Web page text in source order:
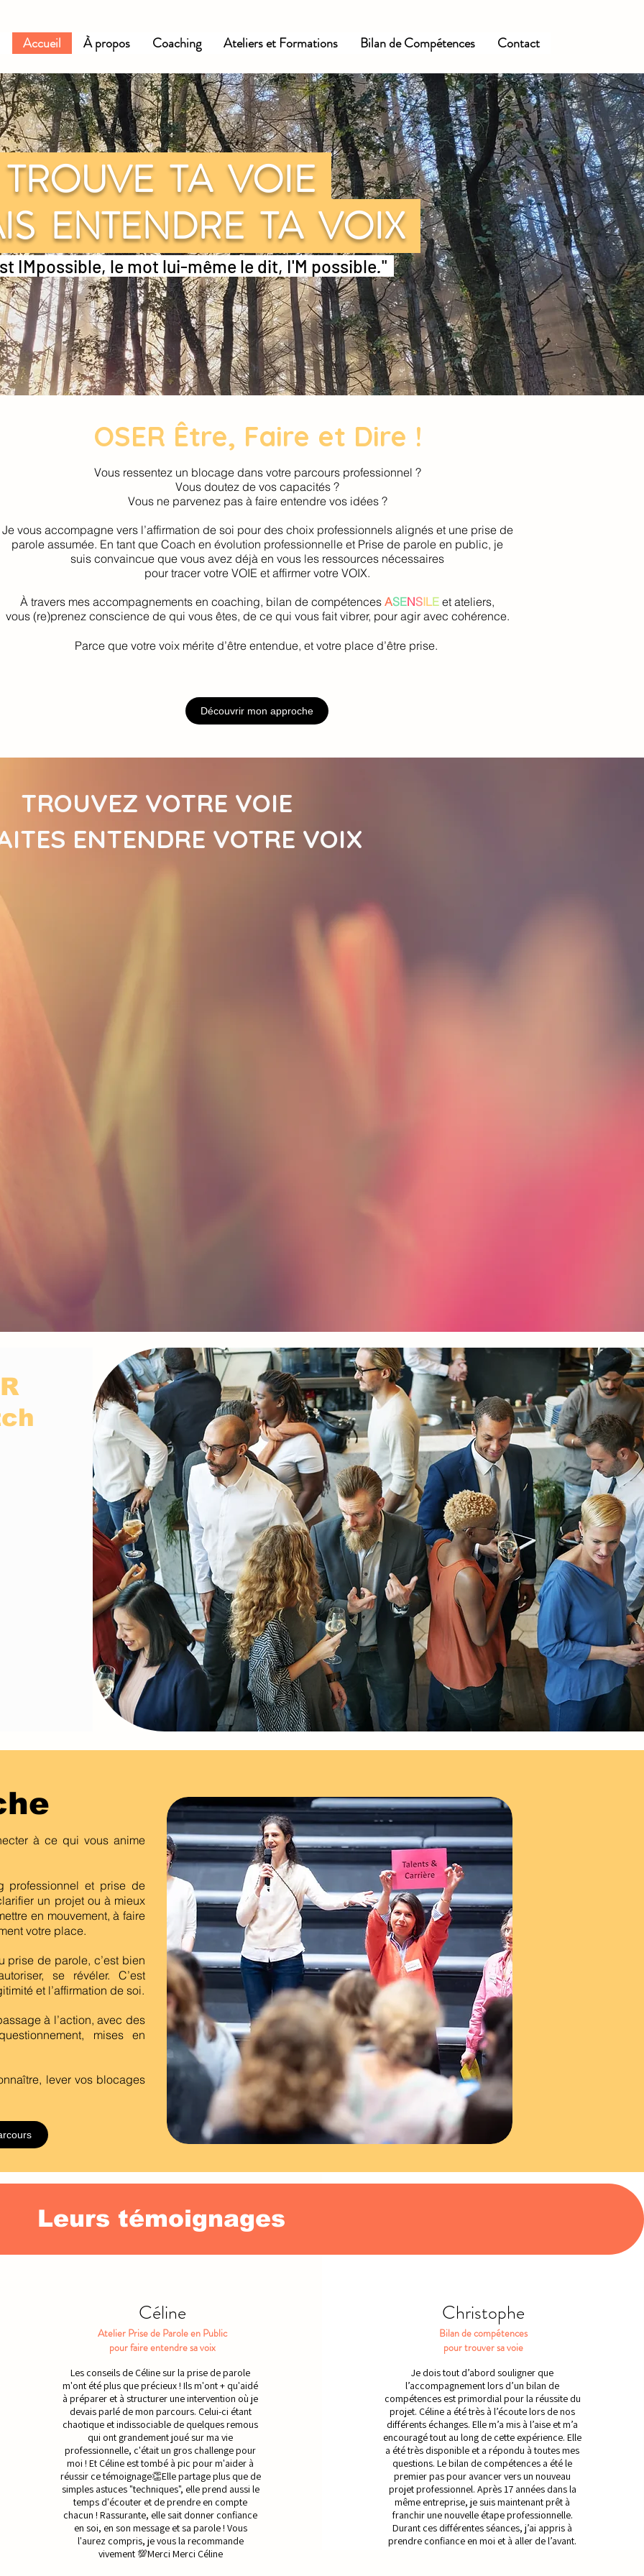
Accueil À propos Coaching Ateliers et Formations Bilan de Compétences Contact
TA VOIE
ENTENDRE TA VOIX
IMpossible, le mot lui-même le dit, I'M possible."
OSER Être, Faire et Dire !
Vous ressentez un blocage dans votre parcours professionnel ?
Vous doutez de vos capacités ?
Vous ne parvenez pas à faire entendre vos idées ?
Je vous accompagne vers l’affirmation de soi pour des choix professionnels alignés et une prise de
parole assumée. En tant que Coach en évolution professionnelle et Prise de parole en public, je
suis convaincue que vous avez déjà en vous les ressources nécessaires
pour tracer votre VOIE et affirmer votre VOIX.
À travers mes accompagnements en coaching, bilan de compétences ASENSILE et ateliers,
vous (re)prenez conscience de qui vous êtes, de ce qui vous fait vibrer, pour agir avec cohérence.
Parce que votre voix mérite d’être entendue, et votre place d’être prise.
Découvrir mon approche
TROUVEZ VOTRE VOIE
ENTENDRE VOTRE VOIX
à ce qui vous anime
professionnel et prise de
un projet ou à mieux
en mouvement, à faire
votre place.
de parole, c’est bien
se révéler. C’est
et l’affirmation de soi.
à l’action, avec des
mises en
lever vos blocages
Céline
Atelier Prise de Parole en Public
pour faire entendre sa voix
Les conseils de Céline sur la prise de parole
m'ont été plus que précieux ! Ils m'ont + qu'aidé
à préparer et à structurer une intervention où je
devais parlé de mon parcours. Celui-ci étant
chaotique et indissociable de quelques remous
qui ont grandement joué sur ma vie
professionnelle, c'était un gros challenge pour
moi ! Et Céline est tombé à pic pour m'aider à
réussir ce témoignage👏Elle partage plus que de
simples astuces "techniques", elle prend aussi le
temps d'écouter et de prendre en compte
chacun ! Rassurante, elle sait donner confiance
en soi, en son message et sa parole ! Vous
l'aurez compris, je vous la recommande
vivement 💯Merci Merci Céline
Christophe
Bilan de compétences
pour trouver sa voie
Je dois tout d’abord souligner que
l’accompagnement lors d’un bilan de
compétences est primordial pour la réussite du
projet. Céline a été très à l’écoute lors de nos
différents échanges. Elle m’a mis à l’aise et m’a
encouragé tout au long de cette expérience. Elle
a été très disponible et a répondu à toutes mes
questions. Le bilan de compétences a été le
premier pas pour avancer vers un nouveau
projet professionnel. Après 17 années dans la
même entreprise, je suis maintenant prêt à
franchir une nouvelle étape professionnelle.
Durant ces différentes séances, j’ai appris à
prendre confiance en moi et à aller de l’avant.
Leurs témoignages